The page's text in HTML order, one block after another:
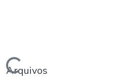
Arquivos